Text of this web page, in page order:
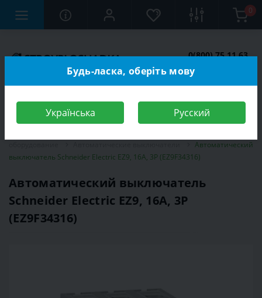
0
0(800) 75 11 63
Автоматический
выключатель Schneider Electric EZ9, 16А, 3Р (EZ9F34316)
Автоматический выключатель
Schneider Electric EZ9, 16А, 3Р
(EZ9F34316)
Будь-ласка, оберіть мову
Українська Русский